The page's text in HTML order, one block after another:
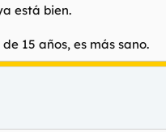
ves brillar en el
está bien.
15 años, es más sano.